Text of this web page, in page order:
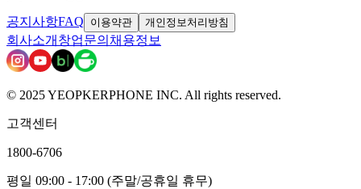
공지사항FAQ 이용약관 개인정보처리방침
회사소개 창업문의 채용정보
© 2025 YEOPKERPHONE INC. All rights reserved.
고객센터
1800-6706
평일 09:00 - 17:00 (주말/공휴일 휴무)